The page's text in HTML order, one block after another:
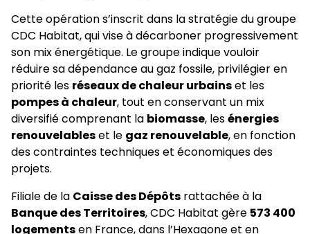
Cette opération s’inscrit dans la stratégie du groupe
CDC Habitat, qui vise à décarboner progressivement
son mix énergétique. Le groupe indique vouloir
réduire sa dépendance au gaz fossile, privilégier en
priorité les réseaux de chaleur urbainset les
pompes à chaleur, tout en conservant un mix
diversifié comprenant la biomasse, lesénergies
renouvelableset le gaz renouvelable, en fonction
des contraintes techniques et économiques des
projets.
Filiale de la Caisse des Dépôts rattachée à la
Banque des Territoires, CDC Habitat gère 573 400
logementsen France, dans l’Hexagone et en